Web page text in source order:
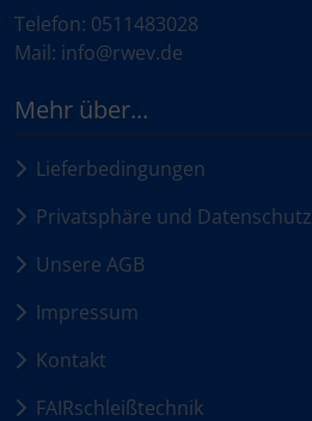
Telefon: 0511483028
Mail: info@rwev.de
Mehr über...
Lieferbedingungen
Privatsphäre und Datenschutz
Unsere AGB
Impressum
Kontakt
FAIRschleißtechnik